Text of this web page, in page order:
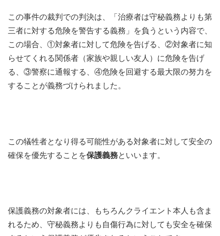
この事件の裁判での判決は、「治療者は守秘義務よりも第
三者に対する危険を警告する義務」を負うという内容で、
この場合、①対象者に対して危険を告げる、②対象者に知
らせてくれる関係者（家族や親しい友人）に危険を告げ
る、③警察に通報する、④危険を回避する最大限の努力を
することが義務づけられました。
この犠牲者となり得る可能性がある対象者に対して安全の
確保を優先することを保護義務といいます。
保護義務の対象者には、もちろんクライエント本人も含ま
れるため、守秘義務よりも自傷行為に対しても安全を確保